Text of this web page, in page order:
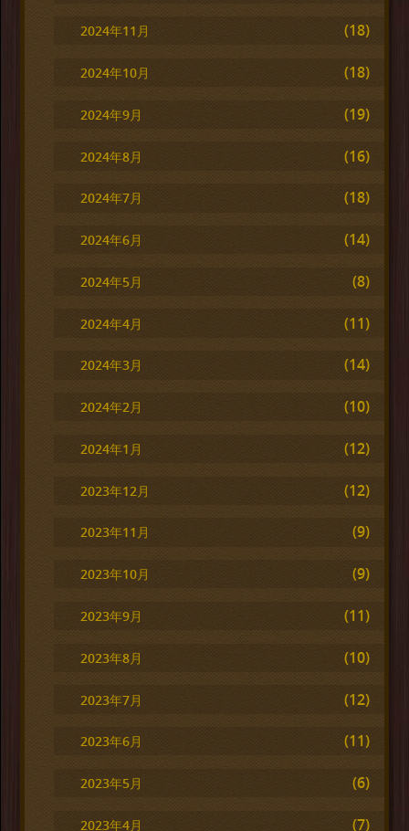
2024年11月 (18)
2024年10月 (18)
2024年9月 (19)
2024年8月 (16)
2024年7月 (18)
2024年6月 (14)
2024年5月 (8)
2024年4月 (11)
2024年3月 (14)
2024年2月 (10)
2024年1月 (12)
2023年12月 (12)
2023年11月 (9)
2023年10月 (9)
2023年9月 (11)
2023年8月 (10)
2023年7月 (12)
2023年6月 (11)
2023年5月 (6)
2023年4月 (7)